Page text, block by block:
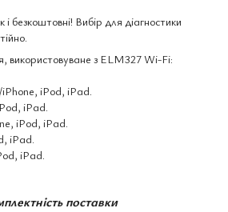
безкоштовні! Вибір для діагностики
використовуване з ELM327 Wi-Fi:
iPod, iPad.
iPad.
iPod, iPad.
iPad.
iPad.
поставки